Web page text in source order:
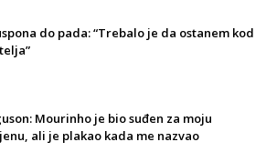
do pada: “Trebalo je da ostanem kod
Mourinho je bio suđen za moju
ali je plakao kada me nazvao